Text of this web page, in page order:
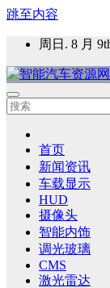
跳至内容
周日. 8 月
智能汽车资源网
智能表面，智能
首页
新闻资讯
车载显示
HUD
摄像头
智能内饰
调光玻璃
CMS
激光雷达